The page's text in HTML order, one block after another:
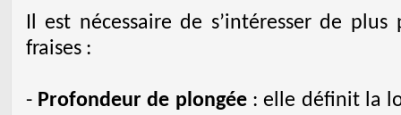
Il est nécessaire de s’intéresser de
fraises :
- Profondeur de plongée: elle définit la